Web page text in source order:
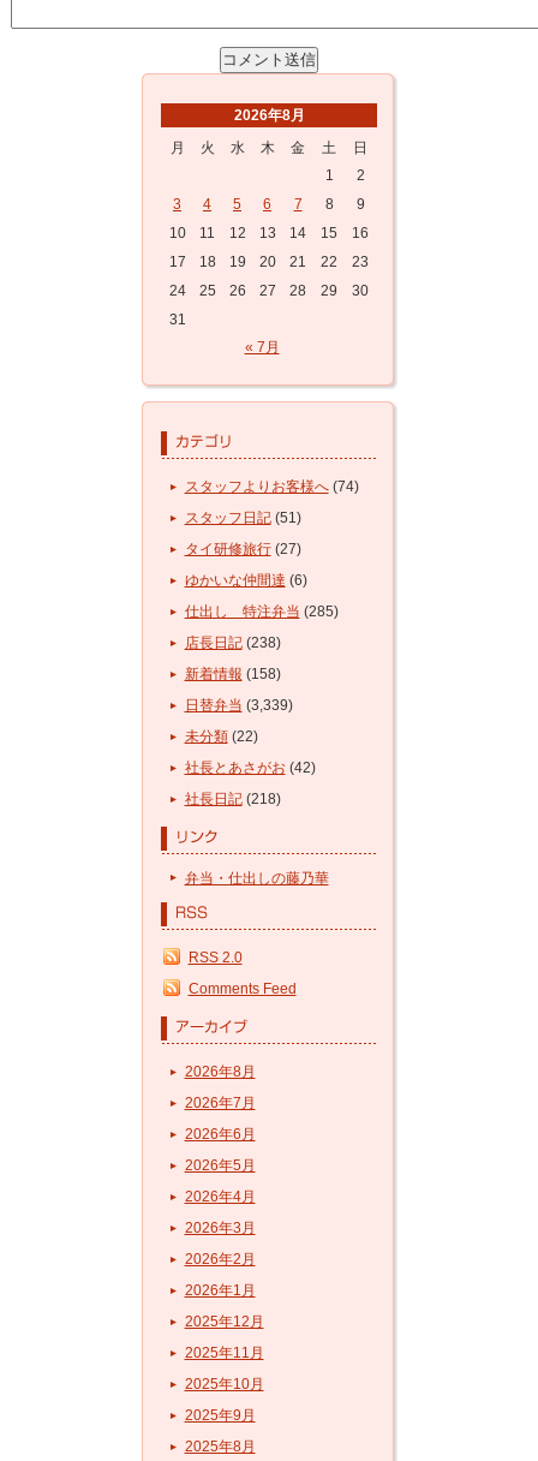
2026年8月
月
火 水 木 金 土
日
1
2
3
4 5 6 7 8
9
10
11 12 13 14 15
16
17
18 19 20 21 22
23
24
25 26 27 28 29
30
31
« 7月
スタッフよりお客様へ(74)
スタッフ日記(51)
タイ研修旅行(27)
ゆかいな仲間達 (6)
仕出し 特注弁当 (285)
店長日記(238)
新着情報 (158)
日替弁当 (3,339)
未分類(22)
社長とあさがお (42)
社長日記(218)
弁当・仕出しの藤乃華
RSS 2.0
Comments Feed
2026年8月
2026年7月
2026年6月
2026年5月
2026年4月
2026年3月
2026年2月
2026年1月
2025年12月
2025年11月
2025年10月
2025年9月
2025年8月